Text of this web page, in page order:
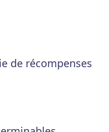
de récompenses